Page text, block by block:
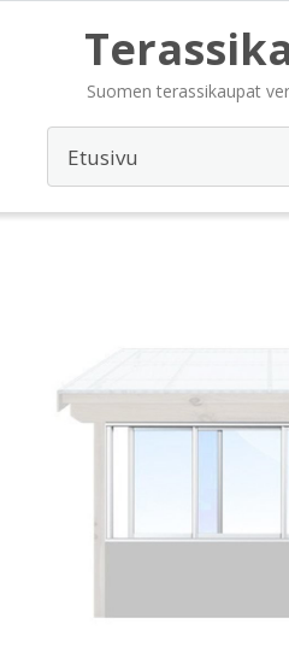
Suomen terassikaupat